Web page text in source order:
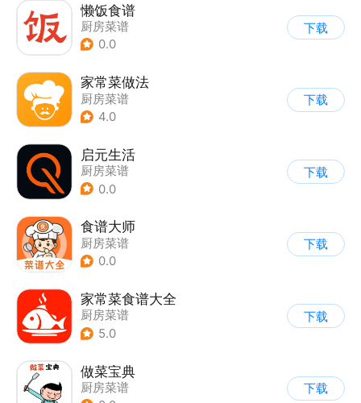
懒饭食谱
厨房菜谱
0.0
下载
家常菜做法
厨房菜谱
4.0
下载
启元生活
厨房菜谱
0.0
下载
食谱大师
厨房菜谱
0.0
下载
家常菜食谱大全
厨房菜谱
5.0
下载
做菜宝典
厨房菜谱
下载